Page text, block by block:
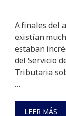
A finales del
existían
estaban
del Servicio
Tributaria
…
LEER MÁS